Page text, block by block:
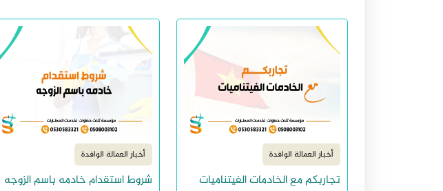
أخبار العمالة الوافدة
تجاربكم مع الخادمات الفيتناميات
أخبار العمالة الوافدة
شروط استقدام خادمه باسم الزوجه